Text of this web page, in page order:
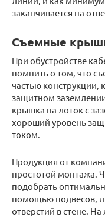
заканчивается на
Съемные
При обустройстве
помнить о том, что
частью конструкции,
защитном
крышка на лоток с
хороший уровень
током.
Продукция от
простотой монтажа.
подобрать
помощью подвесов,
отверстий в стене.